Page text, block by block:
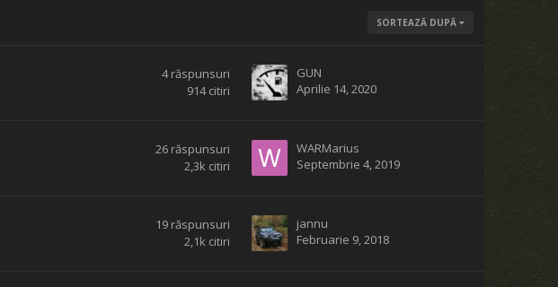
SORTEAZĂ DUPĂ
4 răspunsuri
914 citiri
GUN
Aprilie 14, 2020
26 răspunsuri
2,3k citiri
WARMarius
Septembrie 4, 2019
19 răspunsuri
2,1k citiri
jannu
Februarie 9, 2018